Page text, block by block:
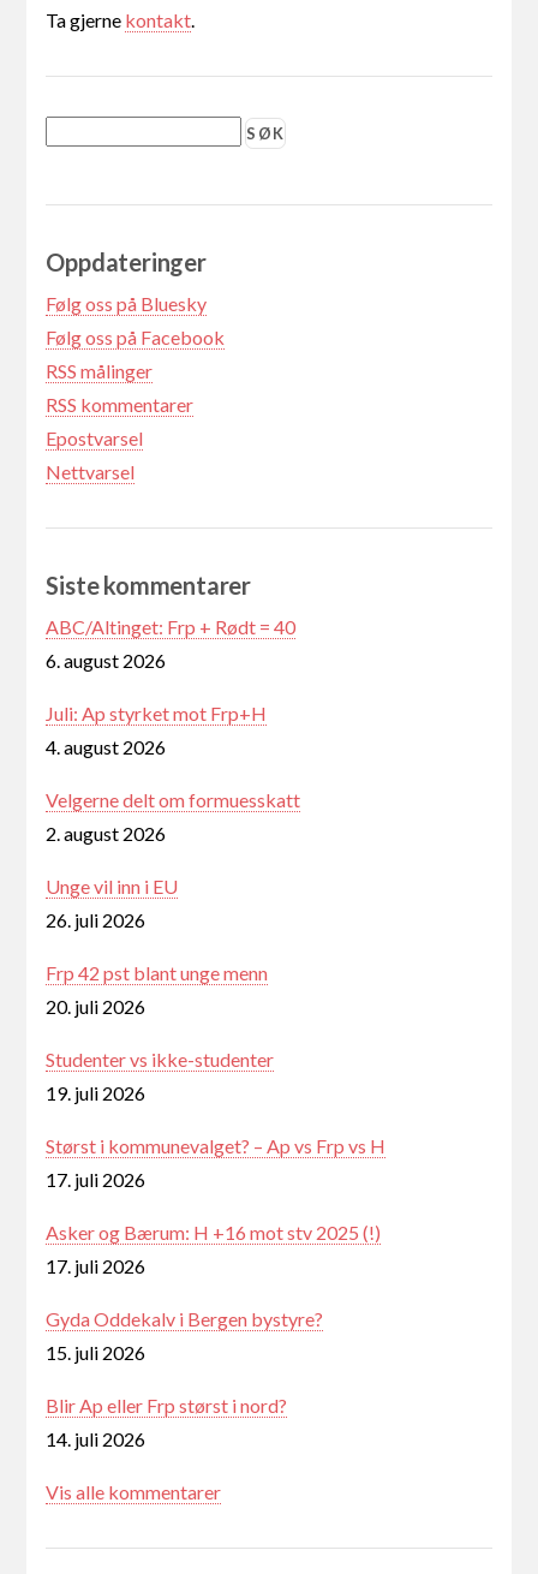
Ta gjerne kontakt.
Oppdateringer
Følg oss på Bluesky
Følg oss på Facebook
RSS målinger
RSS kommentarer
Epostvarsel
Nettvarsel
Siste kommentarer
ABC/Altinget: Frp + Rødt = 40
6. august 2026
Juli: Ap styrket mot Frp+H
4. august 2026
Velgerne delt om formuesskatt
2. august 2026
Unge vil inn i EU
26. juli 2026
Frp 42 pst blant unge menn
20. juli 2026
Studenter vs ikke-studenter
19. juli 2026
Størst i kommunevalget? – Ap vs Frp vs H
17. juli 2026
Asker og Bærum: H +16 mot stv 2025 (!)
17. juli 2026
Gyda Oddekalv i Bergen bystyre?
15. juli 2026
Blir Ap eller Frp størst i nord?
14. juli 2026
Vis alle kommentarer